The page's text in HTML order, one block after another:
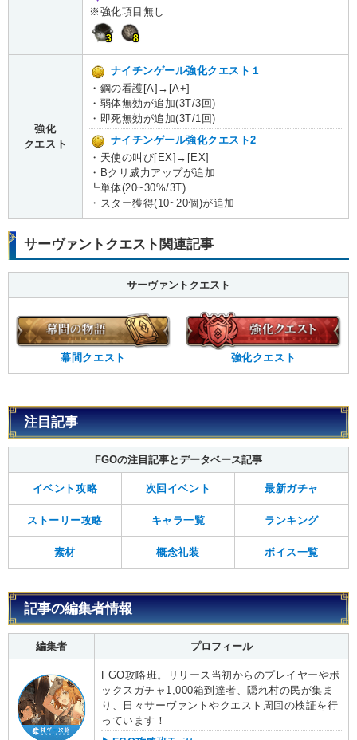
※強化項目無し
3 8
強化
クエスト
ナイチンゲール強化クエスト１
・鋼の看護[A]→[A+]
・弱体無効が追加(3T/3回)
・即死無効が追加(3T/1回)
ナイチンゲール強化クエスト2
・天使の叫び[EX]→[EX]
・Bクリ威力アップが追加
┗単体(20~30%/3T)
・スター獲得(10~20個)が追加
サーヴァントクエスト関連記事
サーヴァントクエスト
幕間クエスト 強化クエスト
注目記事
FGOの注目記事とデータベース記事
イベント攻略 次回イベント 最新ガチャ
ストーリー攻略 キャラ一覧 ランキング
素材 概念礼装 ボイス一覧
記事の編集者情報
編集者 プロフィール
FGO攻略班。リリース当初からのプレイヤーやボ
ックスガチャ1,000箱到達者、隠れ村の民が集ま
り、日々サーヴァントやクエスト周回の検証を行
っています！